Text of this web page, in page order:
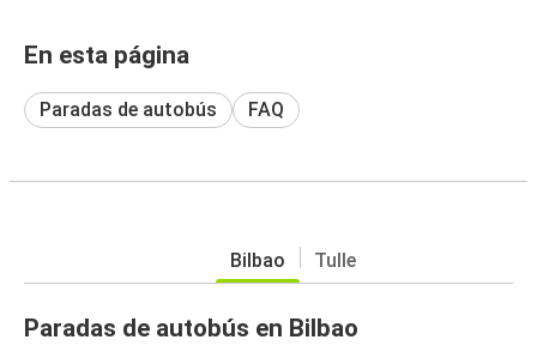
En esta página
Paradas de autobús FAQ
Bilbao Tulle
Paradas de autobús en Bilbao